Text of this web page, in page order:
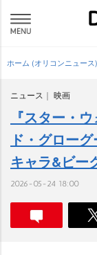
ホーム (オリコンニュース)
ニュース 映画
『スター・
ド・グロー
キャラ&ビー
2026-05-24 18:00